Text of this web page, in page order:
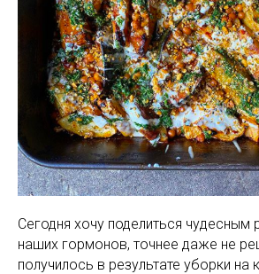
Сегодня хочу поделиться чудесным
наших гормонов, точнее даже не
получилось в результате уборки на